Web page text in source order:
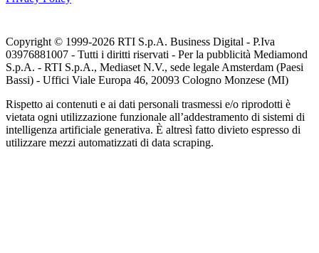
Copyright © 1999-2026 RTI S.p.A. Business Digital - P.Iva
03976881007 - Tutti i diritti riservati - Per la pubblicità Mediamond
S.p.A. - RTI S.p.A., Mediaset N.V., sede legale Amsterdam (Paesi
Bassi) - Uffici Viale Europa 46, 20093 Cologno Monzese (MI)
Rispetto ai contenuti e ai dati personali trasmessi e/o riprodotti è
vietata ogni utilizzazione funzionale all’addestramento di sistemi di
intelligenza artificiale generativa. È altresì fatto divieto espresso di
utilizzare mezzi automatizzati di data scraping.